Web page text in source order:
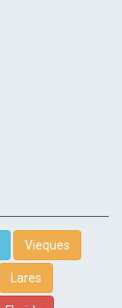
Vieques
Lares